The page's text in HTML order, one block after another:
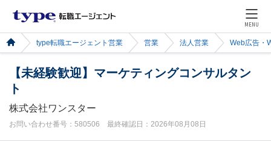
MENU
type転職エージェント営業 営業 法人営業 Web広告・
【未経験歓迎】マーケティングコンサルタン
ト
株式会社ワンスター
お問い合わせ番号：580506 最終確認日：2026年08月08日